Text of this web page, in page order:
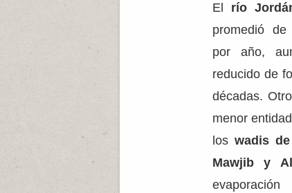
El río
promedió de
por año,
reducido de
décadas.
menor
los wadis de
Mawjib y